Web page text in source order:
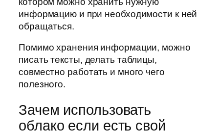
информацию и при необходимости к ней
обращаться.
Помимо хранения информации, можно
писать тексты, делать таблицы,
совместно работать и много чего
полезного.
Зачем использовать
облако если есть свой